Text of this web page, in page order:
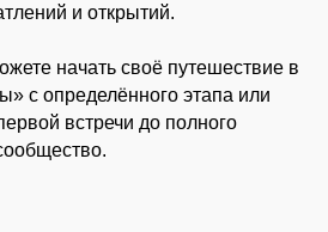
и открытий.
начать своё путешествие в
с определённого этапа или
встречи до полного